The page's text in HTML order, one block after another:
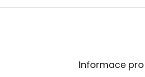
Informace